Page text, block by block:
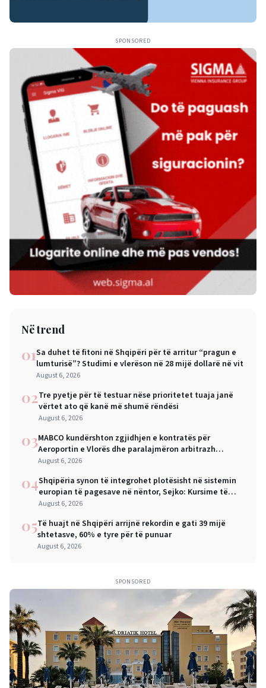
SPONSORED
Në trend
01Sa duhet të fitoni në Shqipëri për të arritur “pragun e
lumturisë”? Studimi e vlerëson në 28 mijë dollarë në vit
August 6, 2026
02Tre pyetje për të testuar nëse prioritetet tuaja janë
vërtet ato që kanë më shumë rëndësi
August 6, 2026
03MABCO kundërshton zgjidhjen e kontratës për
Aeroportin e Vlorës dhe paralajmëron arbitrazh
ndërkombëtar
August 6, 2026
04Shqipëria synon të integrohet plotësisht në sistemin
europian të pagesave në nëntor, Sejko: Kursime të
mëdha për qytetarët dhe bizneset
August 6, 2026
05Të huajt në Shqipëri arrijnë rekordin e gati 39 mijë
shtetasve, 60% e tyre për të punuar
August 6, 2026
SPONSORED